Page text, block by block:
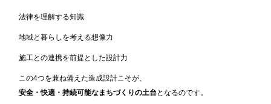
法律を理解する知識
地域と暮らしを考える想像力
施工との連携を前提とした設計力
この4つを兼ね備えた造成設計こそが、
安全・快適・持続可能なまちづくりの土台となるのです。